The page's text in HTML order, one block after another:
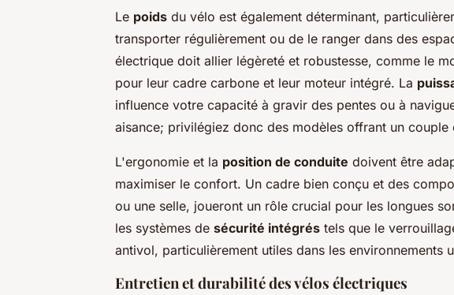
Le poids du vélo est également déterminant,
transporter régulièrement ou de le ranger dans des
électrique doit allier légèreté et robustesse, comme le
pour leur cadre carbone et leur moteur intégré. La
influence votre capacité à gravir des pentes ou à
aisance; privilégiez donc des modèles offrant un couple
L'ergonomie et la position de conduite doivent être
maximiser le confort. Un cadre bien conçu et des
ou une selle, joueront un rôle crucial pour les longues
les systèmes de sécurité intégrés tels que le
antivol, particulièrement utiles dans les environnements
Entretien et durabilité des vélos électriques